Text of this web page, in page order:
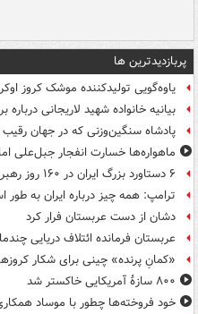
پربازدیدترین ها
یاوه‌گویی تولیدکننده موشک کروز
بیانیه خانواده شهید لاریجانی
پادشاه سنگین‌وزنی که در جهان رقیب
ماهواره‌ها خسارت انفجار جبل‌علی
۶ دستاورد بزرگ ایران در ۱۶۰ روز رهبری رهبر انقلاب
ترامپ: همه چیز درباره ایران به
دشان از دست عربستان فرار کرد
عربستان فرمانده ائتلاف دریایی
«کمانِ پرنده» چینی برای شکار
۸۰۰ سازۀ آمریکایی خاکستر شد
خود فروخته‌ها چطور با موساد